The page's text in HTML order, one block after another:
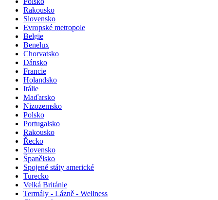
Rakousko
Slovensko
Evropské metropole
Belgie
Benelux
Chorvatsko
Dánsko
Francie
Holandsko
Itálie
Maďarsko
Nizozemsko
Polsko
Portugalsko
Rakousko
Řecko
Slovensko
Španělsko
Spojené státy americké
Turecko
Velká Británie
Termály - Lázně - Wellness